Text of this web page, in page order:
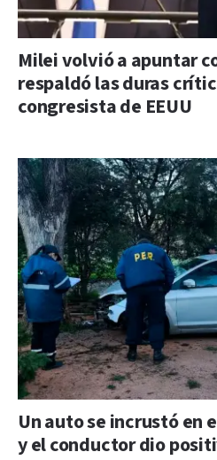
Milei volvió a apuntar
respaldó las duras
congresista de EEUU
Un auto se incrustó en
y el conductor dio